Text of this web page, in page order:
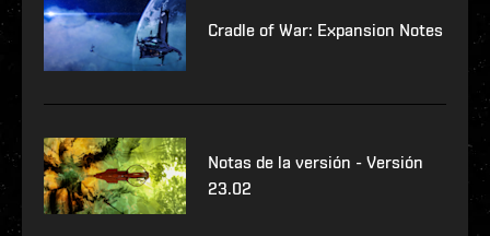
Cradle of War: Expansion Notes
Notas de la versión - Versión
23.02